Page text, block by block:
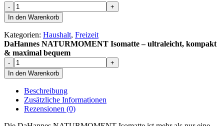
DaHannes
NATURMOMENT
Isomatte
–
ultraleicht,
kompakt
&
maximal
bequem
Menge
-
+
In den Warenkorb
Kategorien: Haushalt, Freizeit
DaHannes NATURMOMENT Isomatte – ultraleicht, kompakt
& maximal bequem
DaHannes
NATURMOMENT
Isomatte
ultraleicht,
kompakt
maximal
-
+
In den Warenkorb
Beschreibung
Zusätzliche Informationen
Rezensionen (0)